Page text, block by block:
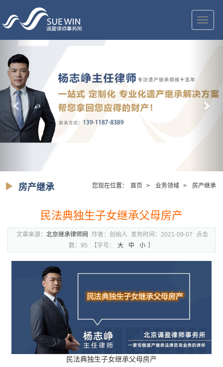
切
换
导
您现在位置： 首页 > 业务领域 > 房产继承
房产继承
民法典独生子女继承父母房产
文章来源： 北京继承律师网 作者：创始人 发布时间：2021-09-07
点击
数：95
【字号： 大 中 小 】
民法典独生子女继承父母房产